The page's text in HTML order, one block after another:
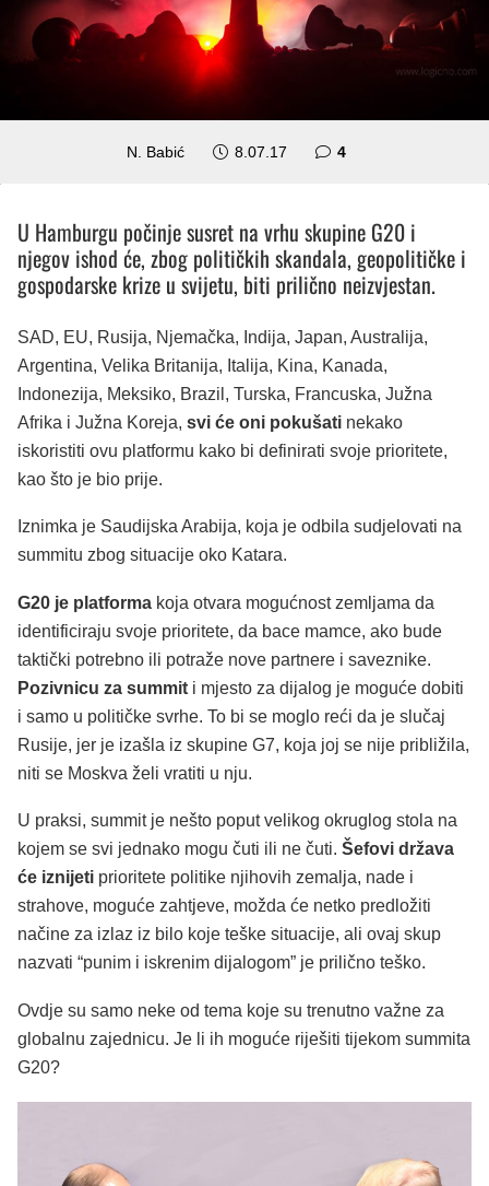
N. Babić 8.07.17 4komentara
U Hamburgu počinje susret na vrhu skupine G20 i
njegov ishod će, zbog političkih skandala, geopolitičke i
gospodarske krize u svijetu, biti prilično neizvjestan.
SAD, EU, Rusija, Njemačka, Indija, Japan, Australija,
Argentina, Velika Britanija, Italija, Kina, Kanada,
Indonezija, Meksiko, Brazil, Turska, Francuska, Južna
Afrika i Južna Koreja, svi će oni pokušati nekako
iskoristiti ovu platformu kako bi definirati svoje prioritete,
kao što je bio prije.
Iznimka je Saudijska Arabija, koja je odbila sudjelovati na
summitu zbog situacije oko Katara.
G20 je platforma koja otvara mogućnost zemljama da
identificiraju svoje prioritete, da bace mamce, ako bude
taktički potrebno ili potraže nove partnere i saveznike.
Pozivnicu za summit i mjesto za dijalog je moguće dobiti
i samo u političke svrhe. To bi se moglo reći da je slučaj
Rusije, jer je izašla iz skupine G7, koja joj se nije približila,
niti se Moskva želi vratiti u nju.
U praksi, summit je nešto poput velikog okruglog stola na
kojem se svi jednako mogu čuti ili ne čuti. Šefovi država
će iznijeti prioritete politike njihovih zemalja, nade i
strahove, moguće zahtjeve, možda će netko predložiti
načine za izlaz iz bilo koje teške situacije, ali ovaj skup
nazvati “punim i iskrenim dijalogom” je prilično teško.
Ovdje su samo neke od tema koje su trenutno važne za
globalnu zajednicu. Je li ih moguće riješiti tijekom summita
G20?